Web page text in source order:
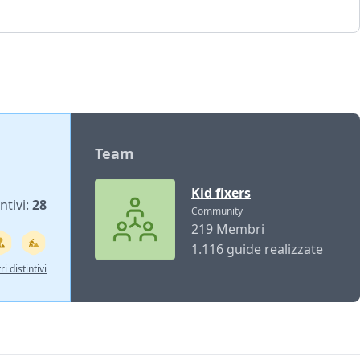
28
distintivi
Team
Kid fixers
Community
219 Membri
1.116 guide realizzate